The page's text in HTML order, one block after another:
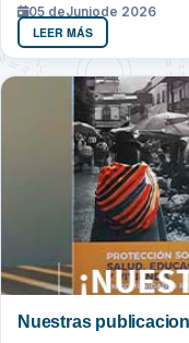
05 deJuniode 2026
LEER MÁS
Nuestras